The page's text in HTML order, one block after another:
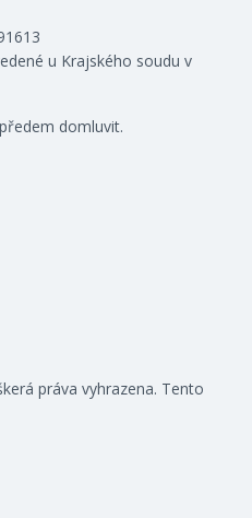
u Krajského soudu v
domluvit.
práva vyhrazena. Tento